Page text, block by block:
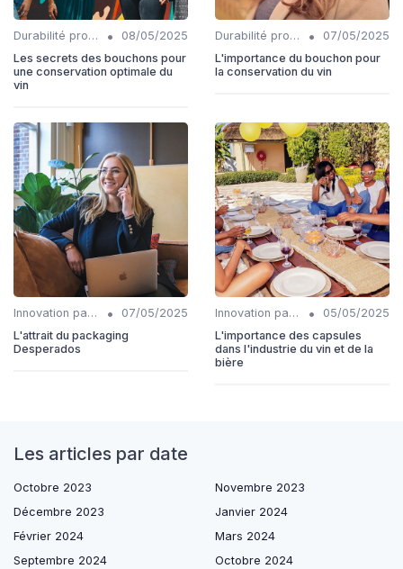
Durabilité production •
08/05/2025
Les secrets des bouchons pour
une conservation optimale du
vin
Durabilité production •
07/05/2025
L'importance du bouchon pour
la conservation du vin
Innovation packaging •
07/05/2025
L'attrait du packaging
Desperados
Innovation packaging •
05/05/2025
L'importance des capsules
dans l'industrie du vin et de la
bière
Les articles par date
Octobre 2023
Novembre 2023
Décembre 2023
Janvier 2024
Février 2024
Mars 2024
Septembre 2024
Octobre 2024